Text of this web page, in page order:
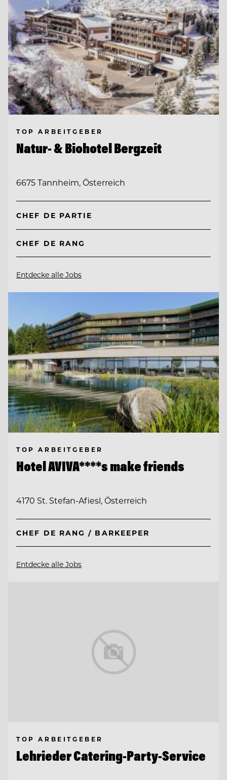
TOP ARBEITGEBER
Natur- & Biohotel Bergzeit
6675 Tannheim, Österreich
CHEF DE PARTIE
CHEF DE RANG
Entdecke alle Jobs
TOP ARBEITGEBER
Hotel AVIVA****s make friends
4170 St. Stefan-Afiesl, Österreich
CHEF DE RANG / BARKEEPER
Entdecke alle Jobs
TOP ARBEITGEBER
Lehrieder Catering-Party-Service